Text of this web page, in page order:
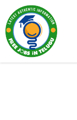
content